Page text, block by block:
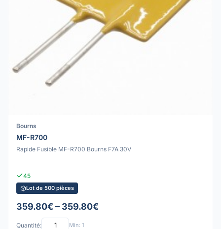
Bourns
MF-R700
Rapide Fusible MF-R700 Bourns F7A 30V
45
Lot de 500 pièces
359.80€ – 359.80€
Quantité: Min: 1